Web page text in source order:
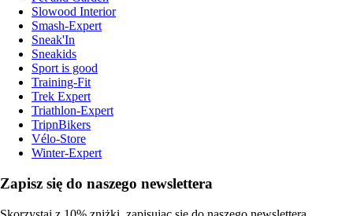
Slowood Interior
Smash-Expert
Sneak'In
Sneakids
Sport is good
Training-Fit
Trek Expert
Triathlon-Expert
TripnBikers
Vélo-Store
Winter-Expert
Zapisz się do naszego newslettera